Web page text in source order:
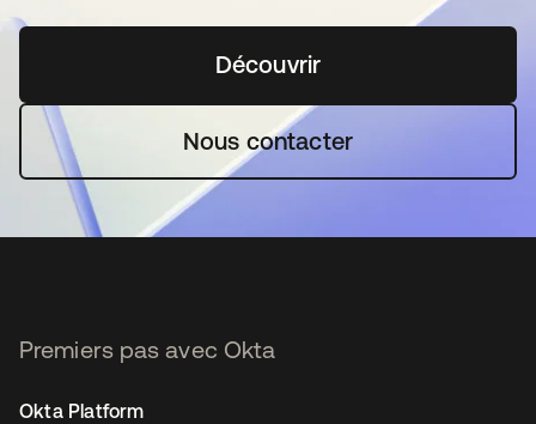
Découvrirs’ouvre dans un nouvel
Nous contacter
Premiers pas avec Okta
Okta Platform